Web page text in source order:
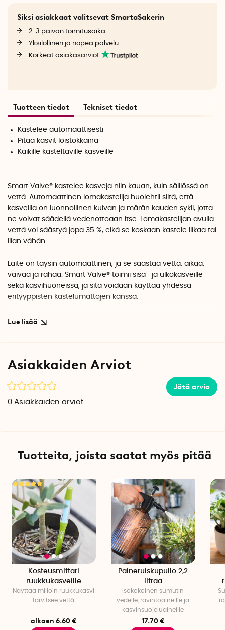
Siksi asiakkaat valitsevat SmartaSakerin
2-3 päivän toimitusaika
Yksilöllinen ja nopea palvelu
Korkeat asiakasarviot
Tuotteen tiedot Tekniset tiedot
Kastelee automaattisesti
Pitää kasvit loistokkaina
Kaikille kasteltaville kasveille
Smart Valve® kastelee kasveja niin kauan, kuin säiliössä on
vettä. Automaattinen lomakastelija huolehtii siitä, että
kasveilla on luonnollinen kuivan ja märän kauden sykli, jotta
ne voivat säädellä vedenottoaan itse. Lomakastelijan avulla
vettä voi säästyä jopa 35 %, eikä se koskaan kastele liikaa tai
liian vähän.
Laite on täysin automaattinen, ja se säästää vettä, aikaa,
vaivaa ja rahaa. Smart Valve® toimii sisä- ja ulkokasveille
sekä kasvihuoneissa, ja sitä voidaan käyttää yhdessä
erityyppisten kastelumattojen kanssa.
Asiakkaiden Arviot
Jätä arvio
0 Asiakkaiden arviot
Tuotteita, joista saatat myös pitää
Kosteusmittari
ruukkukasveille
Näyttää milloin ruukkukasvi
tarvitsee vettä
alkaen 6.60 €
Paineruiskupullo 2,2
litraa
Isokokoinen sumutin
vedelle, ravintoaineille ja
kasvinsuojeluaineille
17.70 €